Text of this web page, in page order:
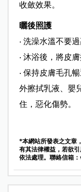
收斂效果。
曬後照護
‧ 洗澡水溫不要過
‧ 沐浴後，將皮
‧ 保持皮膚毛孔
外擦拭乳液、嬰
住，惡化傷勢。
*本網站所發表之文章
有其法律權益，若欲
依法處理。聯絡信箱：